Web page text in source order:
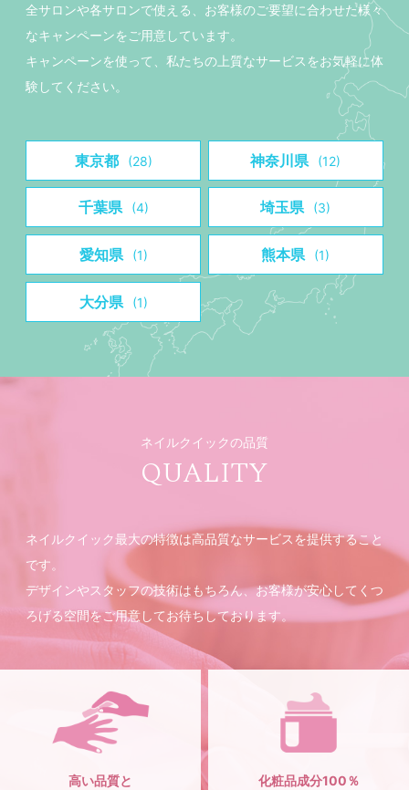
全サロンや各サロンで使える、お客様のご要望に合わせた様々
なキャンペーンをご用意しています。
キャンペーンを使って、私たちの上質なサービスをお気軽に体
験してください。
東京都 (28) 神奈川県 (12)
千葉県 (4) 埼玉県 (3)
愛知県 (1) 熊本県 (1)
大分県 (1)
ネイルクイックの品質
QUALITY
ネイルクイック最大の特徴は高品質なサービスを提供すること
です。
デザインやスタッフの技術はもちろん、お客様が安心してくつ
ろげる空間をご用意してお待ちしております。
高い品質と
化粧品成分100％